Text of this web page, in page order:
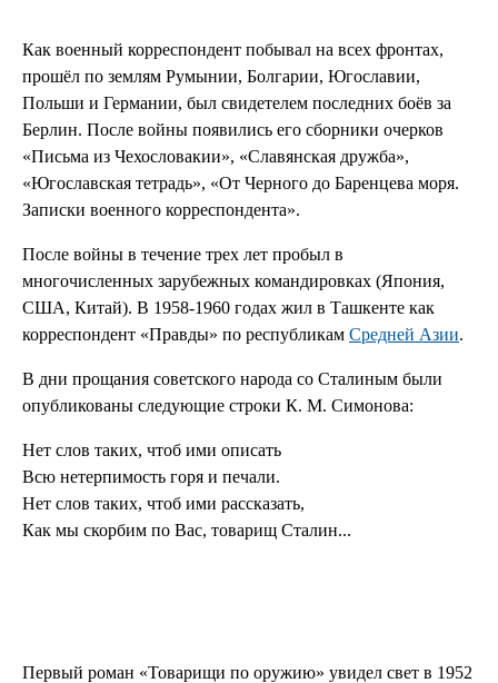
Как военный корреспондент побывал на всех фронтах,
прошёл по землям Румынии, Болгарии, Югославии,
Польши и Германии, был свидетелем последних боёв за
Берлин. После войны появились его сборники очерков
«Письма из Чехословакии», «Славянская дружба»,
«Югославская тетрадь», «От Черного до Баренцева моря.
Записки военного корреспондента».
После войны в течение трех лет пробыл в
многочисленных зарубежных командировках (Япония,
США, Китай). В 1958-1960 годах жил в Ташкенте как
корреспондент «Правды» по республикам Средней Азии.
В дни прощания советского народа со Сталиным были
опубликованы следующие строки К. М. Симонова:
Нет слов таких, чтоб ими описать
Всю нетерпимость горя и печали.
Нет слов таких, чтоб ими рассказать,
Как мы скорбим по Вас, товарищ Сталин...
Первый роман «Товарищи по оружию» увидел свет в 1952